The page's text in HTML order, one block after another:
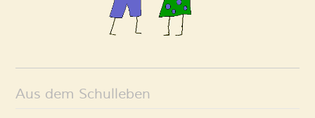
Aus dem Schulleben